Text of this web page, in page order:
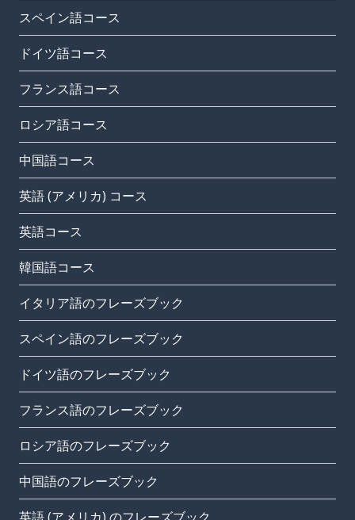
スペイン語コース
ドイツ語コース
フランス語コース
ロシア語コース
中国語コース
英語 (アメリカ) コース
英語コース
韓国語コース
イタリア語のフレーズブック
スペイン語のフレーズブック
ドイツ語のフレーズブック
フランス語のフレーズブック
ロシア語のフレーズブック
中国語のフレーズブック